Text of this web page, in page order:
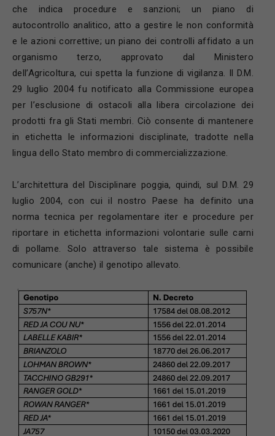
che indica procedure e sanzioni; un piano di
autocontrollo analitico, atto a gestire le non conformità
e le azioni correttive; un piano dei controlli affidato a un
organismo terzo, approvato dal Ministero
dell’Agricoltura, cui spetta la funzione di vigilanza. Il D.M.
29 luglio 2004 fu notificato alla Commissione europea
per l’esclusione di ostacoli alla libera circolazione dei
prodotti fra gli Stati membri. Ciò consente di mantenere
in etichetta le informazioni disciplinate, tradotte nella
lingua dello Stato membro di commercializzazione.
L’architettura del Disciplinare poggia, quindi, sul D.M. 29
luglio 2004, con cui il nostro Paese ha definito una
norma tecnica per regolamentare iter e procedure per
riportare in etichetta informazioni volontarie sulle carni
di pollame. Solo attraverso tale sistema è possibile
comunicare (anche) il genotipo allevato.